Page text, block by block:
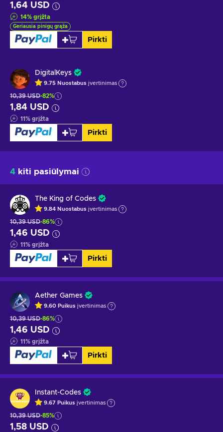
1,64 USD
14% grįžta
Geriausia pinigų grąža
Pirkti
DigitalKeys
9.75 Nuostabus įvertinimas
10,39 USD-82%
1,84 USD
11% grįžta
Pirkti
4 kiti pasiūlymai
The King of Codes
9.84 Nuostabus įvertinimas
10,39 USD-86%
1,46 USD
11% grįžta
Pirkti
Aether Games
9.60 Puikus įvertinimas
10,39 USD-86%
1,46 USD
11% grįžta
Pirkti
Instant-Codes
9.67 Puikus įvertinimas
10,39 USD-85%
1,58 USD